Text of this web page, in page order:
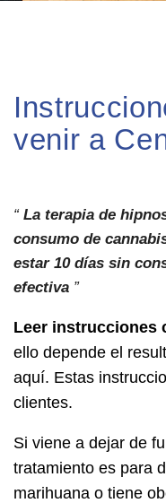
venir a
“ La terapia de
consumo de
estar 10 días sin
efectiva ”
Leer instrucciones
ello depende el
aquí. Estas
clientes.
Si viene a dejar de
tratamiento es para
marihuana o tiene